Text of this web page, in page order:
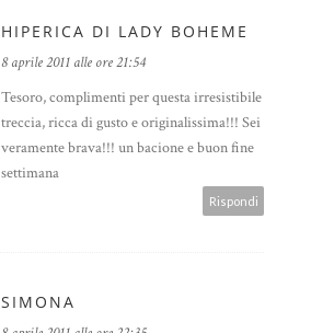
HIPERICA DI LADY BOHEME
8 aprile 2011 alle ore 21:54
Tesoro, complimenti per questa irresistibile
treccia, ricca di gusto e originalissima!!! Sei
veramente brava!!! un bacione e buon fine
settimana
Rispondi
SIMONA